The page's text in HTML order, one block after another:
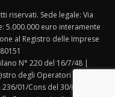
riservati. Sede legale: Via
5.000.000 euro interamente
al Registro delle Imprese
N° 220 del 16/7/48 |
degli Operatori della
01/Cons del 30/6/2001